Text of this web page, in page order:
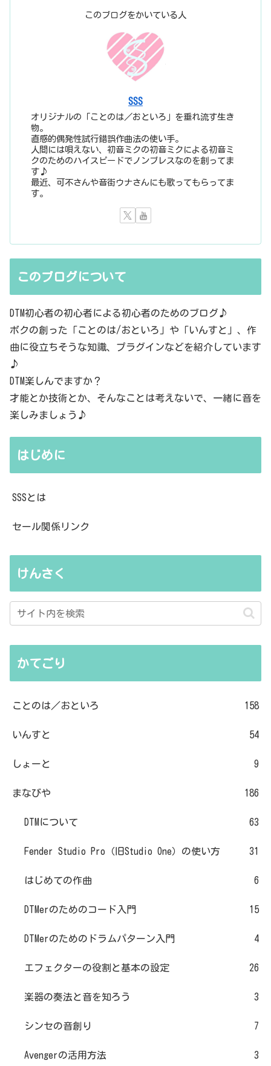
このブログをかいている人
SSS
オリジナルの「ことのは／おといろ」を垂れ流す生き
物。
直感的偶発性試行錯誤作曲法の使い手。
人間には唄えない、初音ミクの初音ミクによる初音ミ
クのためのハイスピードでノンブレスなのを創ってま
す♪
最近、可不さんや音街ウナさんにも歌ってもらってま
す。
このブログについて
DTM初心者の初心者による初心者のためのブログ♪
ボクの創った「ことのは/おといろ」や「いんすと」、作
曲に役立ちそうな知識、プラグインなどを紹介しています
♪
DTM楽しんでますか？
才能とか技術とか、そんなことは考えないで、一緒に音を
楽しみましょう♪
はじめに
SSSとは
セール関係リンク
けんさく
かてごり
ことのは／おといろ 158
いんすと 54
しょーと 9
まなびや 186
DTMについて 63
Fender Studio Pro（旧Studio One）の使い方 31
はじめての作曲 6
DTMerのためのコード入門 15
DTMerのためのドラムパターン入門 4
エフェクターの役割と基本の設定 26
楽器の奏法と音を知ろう 3
シンセの音創り 7
Avengerの活用方法 3